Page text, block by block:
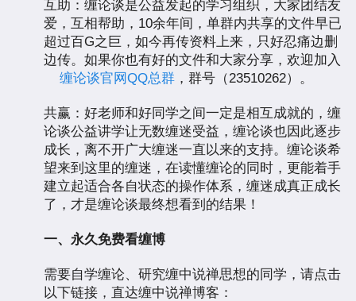
互助：缠论谈是公益发起的学习组织，大家团结友
爱，互相帮助，10余年间，单群内共享的文件早已
超过百G之巨，如今再传资料上来，只好忍痛边删
边传。如果你也有好的文件和大家分享，欢迎加入
缠论谈官网QQ总群 ，群号（23510262）。
共赢：好老师和好同学之间一定是相互成就的，缠
论谈公益讲学让无数缠迷受益，缠论谈也因此逐步
成长，离不开广大缠迷一直以来的支持。缠论谈希
望来到这里的缠迷，在读懂缠论的同时，更能着手
建立起适合各自状态的操作体系，缠迷成真正成长
了，才是缠论谈最终想看到的结果！
一、永久免费看缠博
需要自学缠论、研究缠中说禅思想的同学，请点击
以下链接，直达缠中说禅博客：